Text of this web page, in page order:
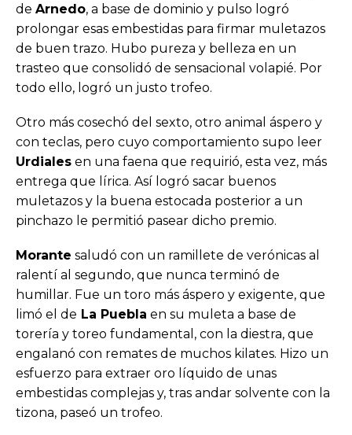
de Arnedo, a base de dominio y pulso logró
prolongar esas embestidas para firmar muletazos
de buen trazo. Hubo pureza y belleza en un
trasteo que consolidó de sensacional volapié. Por
todo ello, logró un justo trofeo.
Otro más cosechó del sexto, otro animal áspero y
con teclas, pero cuyo comportamiento supo leer
Urdiales en una faena que requirió, esta vez, más
entrega que lírica. Así logró sacar buenos
muletazos y la buena estocada posterior a un
pinchazo le permitió pasear dicho premio.
Morante saludó con un ramillete de verónicas al
ralentí al segundo, que nunca terminó de
humillar. Fue un toro más áspero y exigente, que
limó el de La Puebla en su muleta a base de
torería y toreo fundamental, con la diestra, que
engalanó con remates de muchos kilates. Hizo un
esfuerzo para extraer oro líquido de unas
embestidas complejas y, tras andar solvente con la
tizona, paseó un trofeo.